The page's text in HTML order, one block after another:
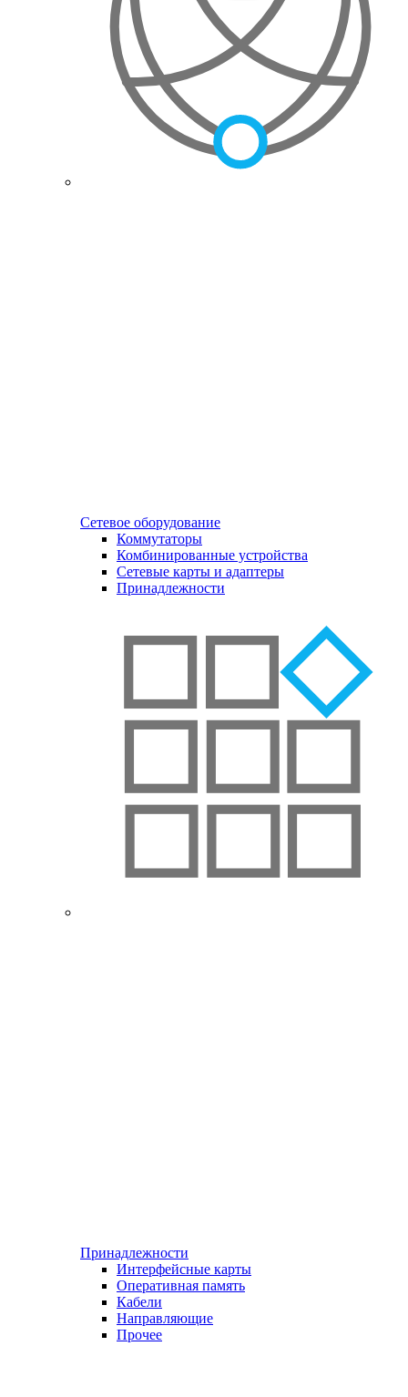
Сетевое оборудование
Коммутаторы
Комбинированные устройства
Сетевые карты и адаптеры
Принадлежности
Принадлежности
Интерфейсные карты
Оперативная память
Кабели
Направляющие
Прочее